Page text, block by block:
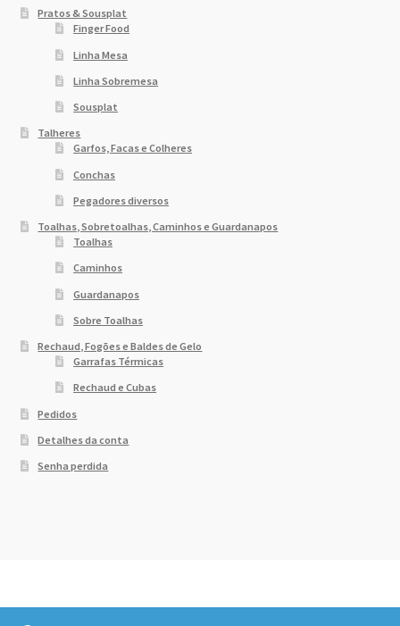
Pratos & Sousplat
Finger Food
Linha Mesa
Linha Sobremesa
Sousplat
Talheres
Garfos, Facas e Colheres
Conchas
Pegadores diversos
Toalhas, Sobretoalhas, Caminhos e Guardanapos
Toalhas
Caminhos
Guardanapos
Sobre Toalhas
Rechaud, Fogões e Baldes de Gelo
Garrafas Térmicas
Rechaud e Cubas
Pedidos
Detalhes da conta
Senha perdida